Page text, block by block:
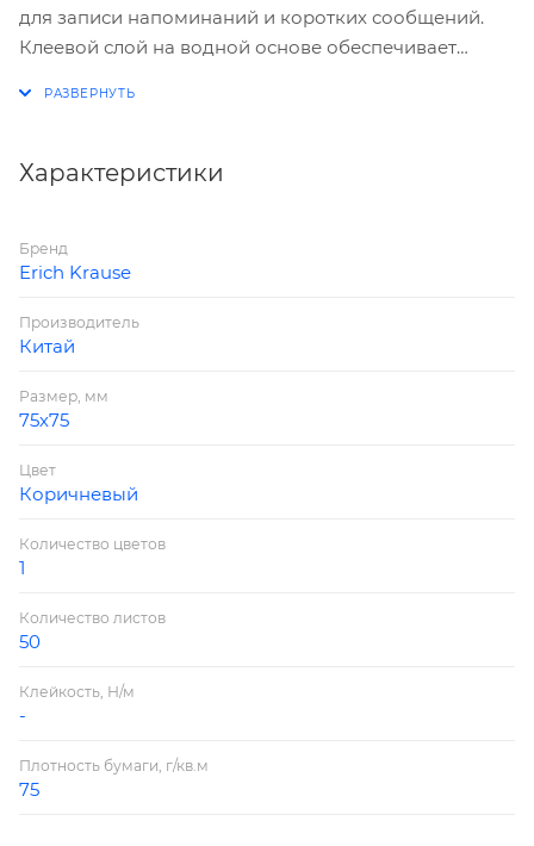
для записи напоминаний и коротких сообщений.
Клеевой слой на водной основе обеспечивает
Размер листа - 75х75 мм. В упаковке 50
Характеристики
Бренд
Erich Krause
Производитель
Китай
Размер, мм
75х75
Цвет
Коричневый
Количество цветов
1
Количество листов
50
Клейкость, Н/м
-
Плотность бумаги, г/кв.м
75